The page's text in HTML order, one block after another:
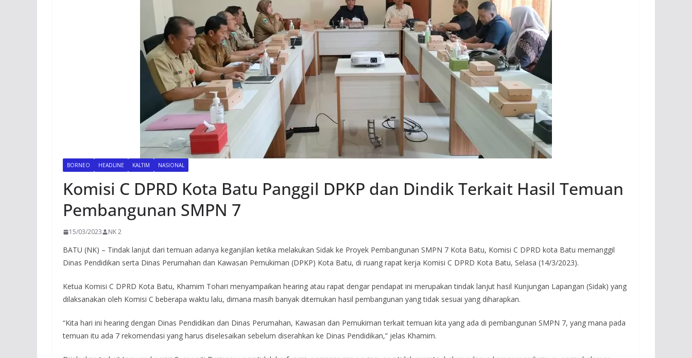
BORNEO HEADLINE KALTIM NASIONAL
Komisi C DPRD Kota Batu Panggil DPKP dan Dindik Terkait Hasil Temuan
Pembangunan SMPN 7
15/03/2023 NK 2
BATU (NK) – Tindak lanjut dari temuan adanya keganjilan ketika melakukan Sidak ke Proyek Pembangunan SMPN 7 Kota Batu, Komisi C DPRD kota Batu memanggil
Dinas Pendidikan serta Dinas Perumahan dan Kawasan Pemukiman (DPKP) Kota Batu, di ruang rapat kerja Komisi C DPRD Kota Batu, Selasa (14/3/2023).
Ketua Komisi C DPRD Kota Batu, Khamim Tohari menyampaikan hearing atau rapat dengar pendapat ini merupakan tindak lanjut hasil Kunjungan Lapangan (Sidak) yang
dilaksanakan oleh Komisi C beberapa waktu lalu, dimana masih banyak ditemukan hasil pembangunan yang tidak sesuai yang diharapkan.
“Kita hari ini hearing dengan Dinas Pendidikan dan Dinas Perumahan, Kawasan dan Pemukiman terkait temuan kita yang ada di pembangunan SMPN 7, yang mana pada
temuan itu ada 7 rekomendasi yang harus diselesaikan sebelum diserahkan ke Dinas Pendidikan,” jelas Khamim.